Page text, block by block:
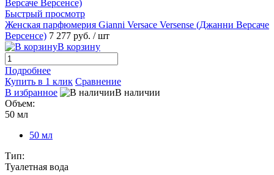
Быстрый просмотр
Женская парфюмерия Gianni Versace Versense (Джанни Версаче
Версенсе) 7 277 руб. / шт
В корзину
Подробнее
Купить в 1 клик Сравнение
В избранное
В наличии
Объем:
50 мл
50 мл
Тип:
Туалетная вода